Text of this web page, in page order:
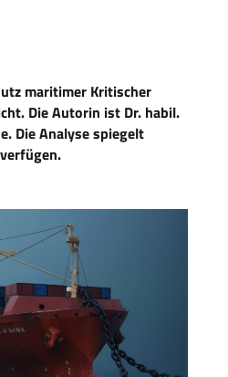
maritimer Kritischer
Die Autorin ist Dr. habil.
Die Analyse spiegelt